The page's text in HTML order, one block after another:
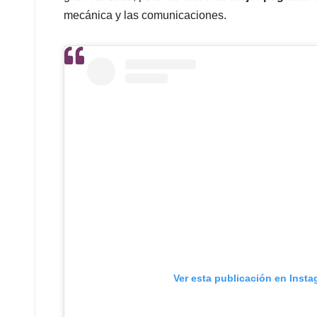
mecánica y las comunicaciones.
Ver esta publicación en